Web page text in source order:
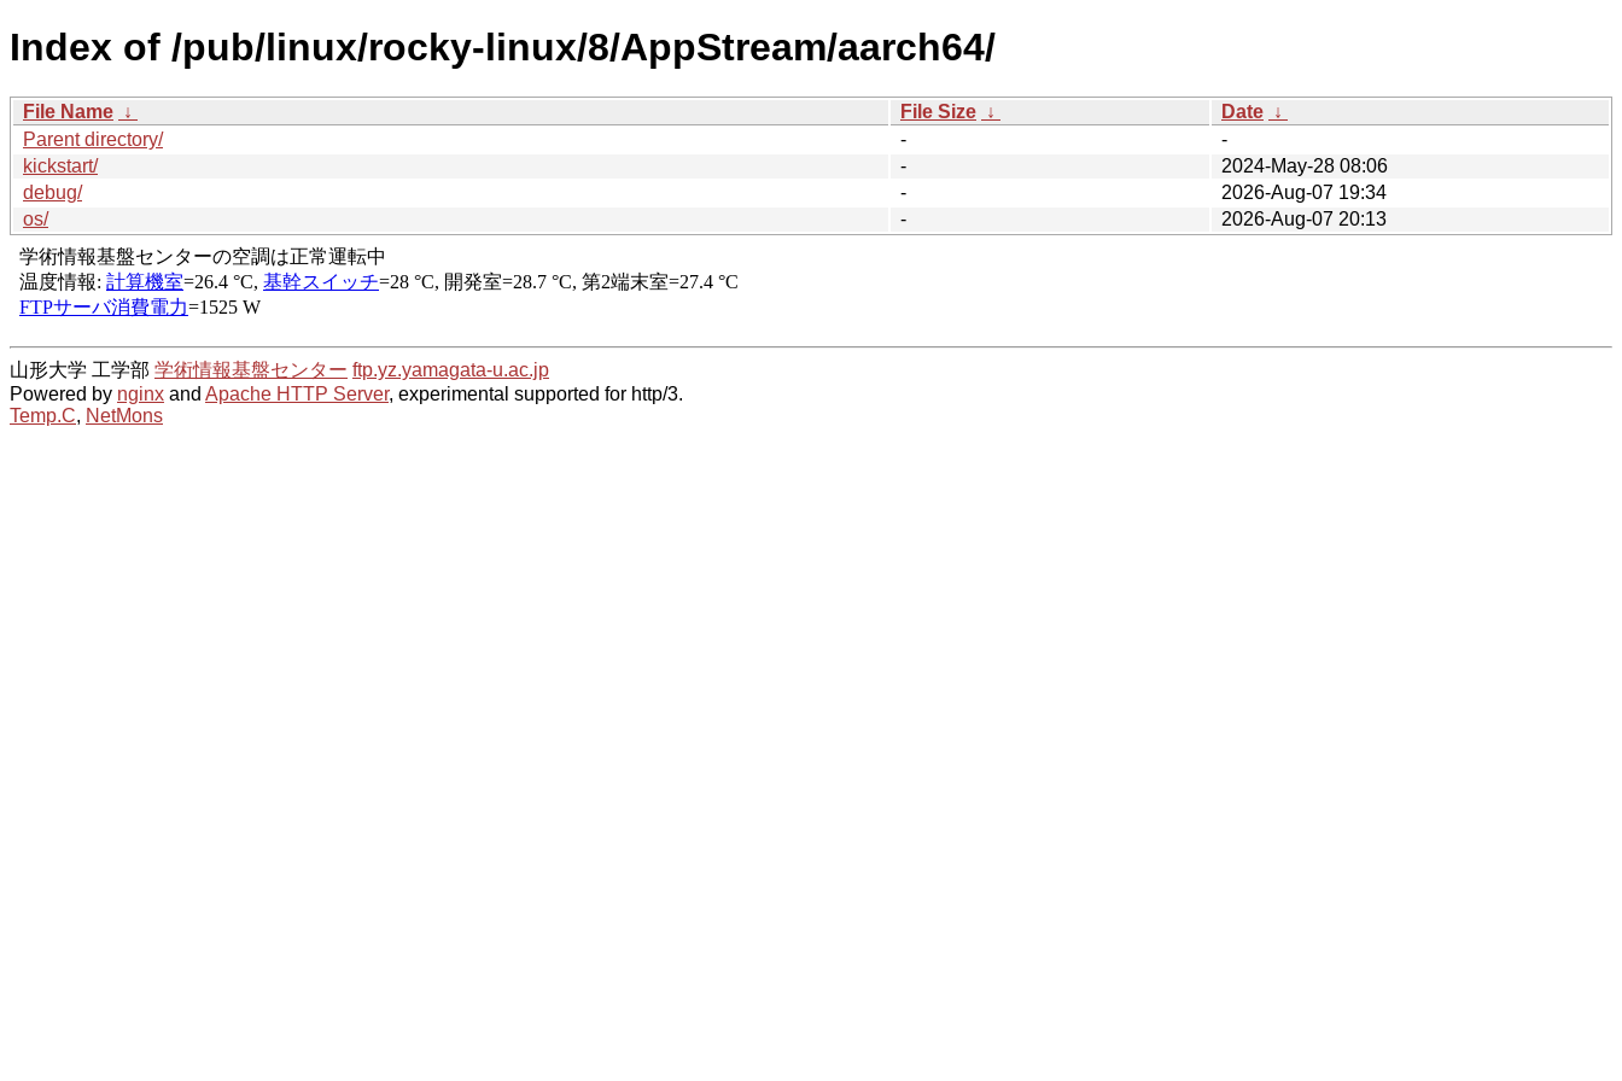
Index of /pub/linux/rocky-linux/8/AppStream/aarch64/
File Name ↓ File Size ↓ Date ↓
Parent directory/
-
-
kickstart/
-
2024-May-28 08:06
debug/
-
2026-Aug-07 19:34
os/
- 2026-Aug-07 20:13
山形大学 工学部 学術情報基盤センター ftp.yz.yamagata-u.ac.jp
Powered by nginx and Apache HTTP Server, experimental supported for http/3.
Temp.C, NetMons